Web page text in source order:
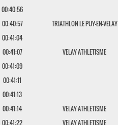
00:40:56
00:40:57
TRIATHLON LE PUY-EN-VELAY
00:41:04
00:41:07 VELAY ATHLETISME
00:41:09
00:41:11
00:41:13
00:41:14
VELAY ATHLETISME
00:41:22 VELAY ATHLETISME